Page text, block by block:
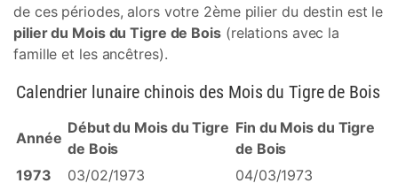
de ces périodes, alors votre 2ème pilier du destin est le
pilier du Mois du Tigre de Bois(relations avec la
famille et les ancêtres).
Calendrier lunaire chinois des Mois du Tigre de Bois
Année
Début du Mois du Tigre
de Bois
Fin du Mois du Tigre
de Bois
1973
03/02/1973 04/03/1973